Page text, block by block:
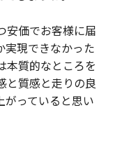
安価でお客様に届
実現できなかった
本質的なところを
と質感と走りの良
がっていると思い